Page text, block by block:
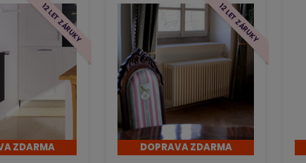
ZDARMA
12 LET ZÁRUKY
DOPRAVA ZDARMA
12 LET ZÁRUKY